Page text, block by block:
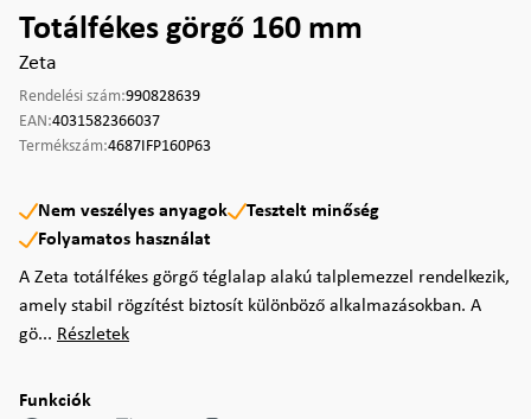
Totálfékes görgő 160 mm
Zeta
Rendelési szám:990828639
EAN:4031582366037
Termékszám:4687IFP160P63
Nem veszélyes anyagok
Tesztelt minőség
Folyamatos használat
A Zeta totálfékes görgő téglalap alakú talplemezzel rendelkezik,
amely stabil rögzítést biztosít különböző alkalmazásokban. A
gö... Részletek
Funkciók